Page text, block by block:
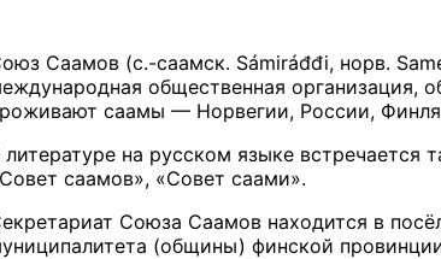
Саамов (с.-саамск. Sámiráđđi, норв.
общественная организация,
саамы — Норвегии, России,
литературе на русском языке
саамов», «Совет саами».
Союза Саамов находится в
(общины) финской